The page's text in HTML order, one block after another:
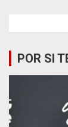
POR SI